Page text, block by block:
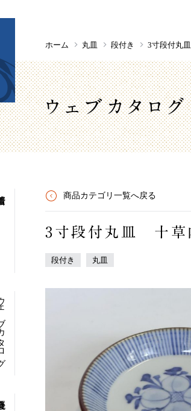
ホーム 丸皿 段付き 3寸段付丸
ウェブカタログ
ログ
商品カテゴリ一覧へ戻る
3寸段付丸皿 十草
段付き 丸皿